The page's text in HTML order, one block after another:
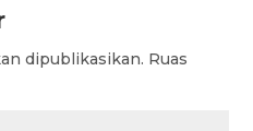
e
dipublikasikan. Ruas